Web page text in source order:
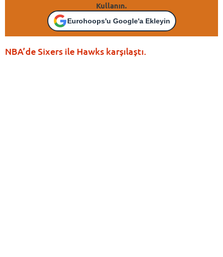
Kullanın.
Eurohoops'u Google'a Ekleyin
NBA’de Sixers ile Hawks karşılaştı.